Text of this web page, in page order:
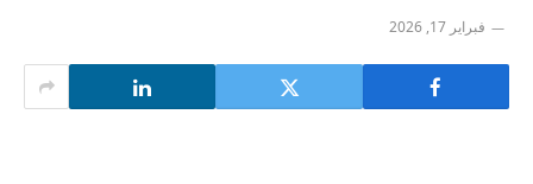
فبراير 17, 2026